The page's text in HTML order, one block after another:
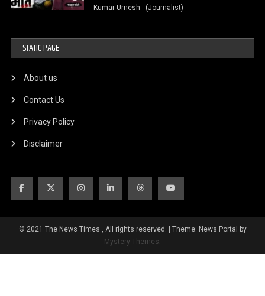
Kumar Umesh - (Journalist)
STATIC PAGE
About us
Contact Us
Privacy Policy
Disclaimer
© 2021 The News Times , All rights reserved. | Theme: News Portal by
Mystery Themes